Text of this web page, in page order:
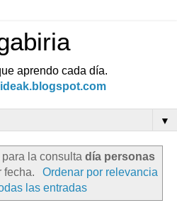
aprendo cada día.
▼
la consulta día personas
fecha.
Ordenar por relevancia
las entradas